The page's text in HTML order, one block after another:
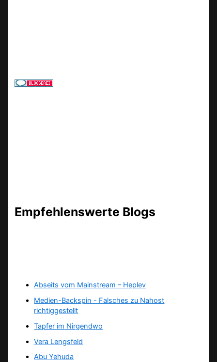
Empfehlenswerte Blogs
Abseits vom Mainstream – Heplev
Medien-Backspin - Falsches zu Nahost
richtiggestellt
Tapfer im Nirgendwo
Vera Lengsfeld
Abu Yehuda